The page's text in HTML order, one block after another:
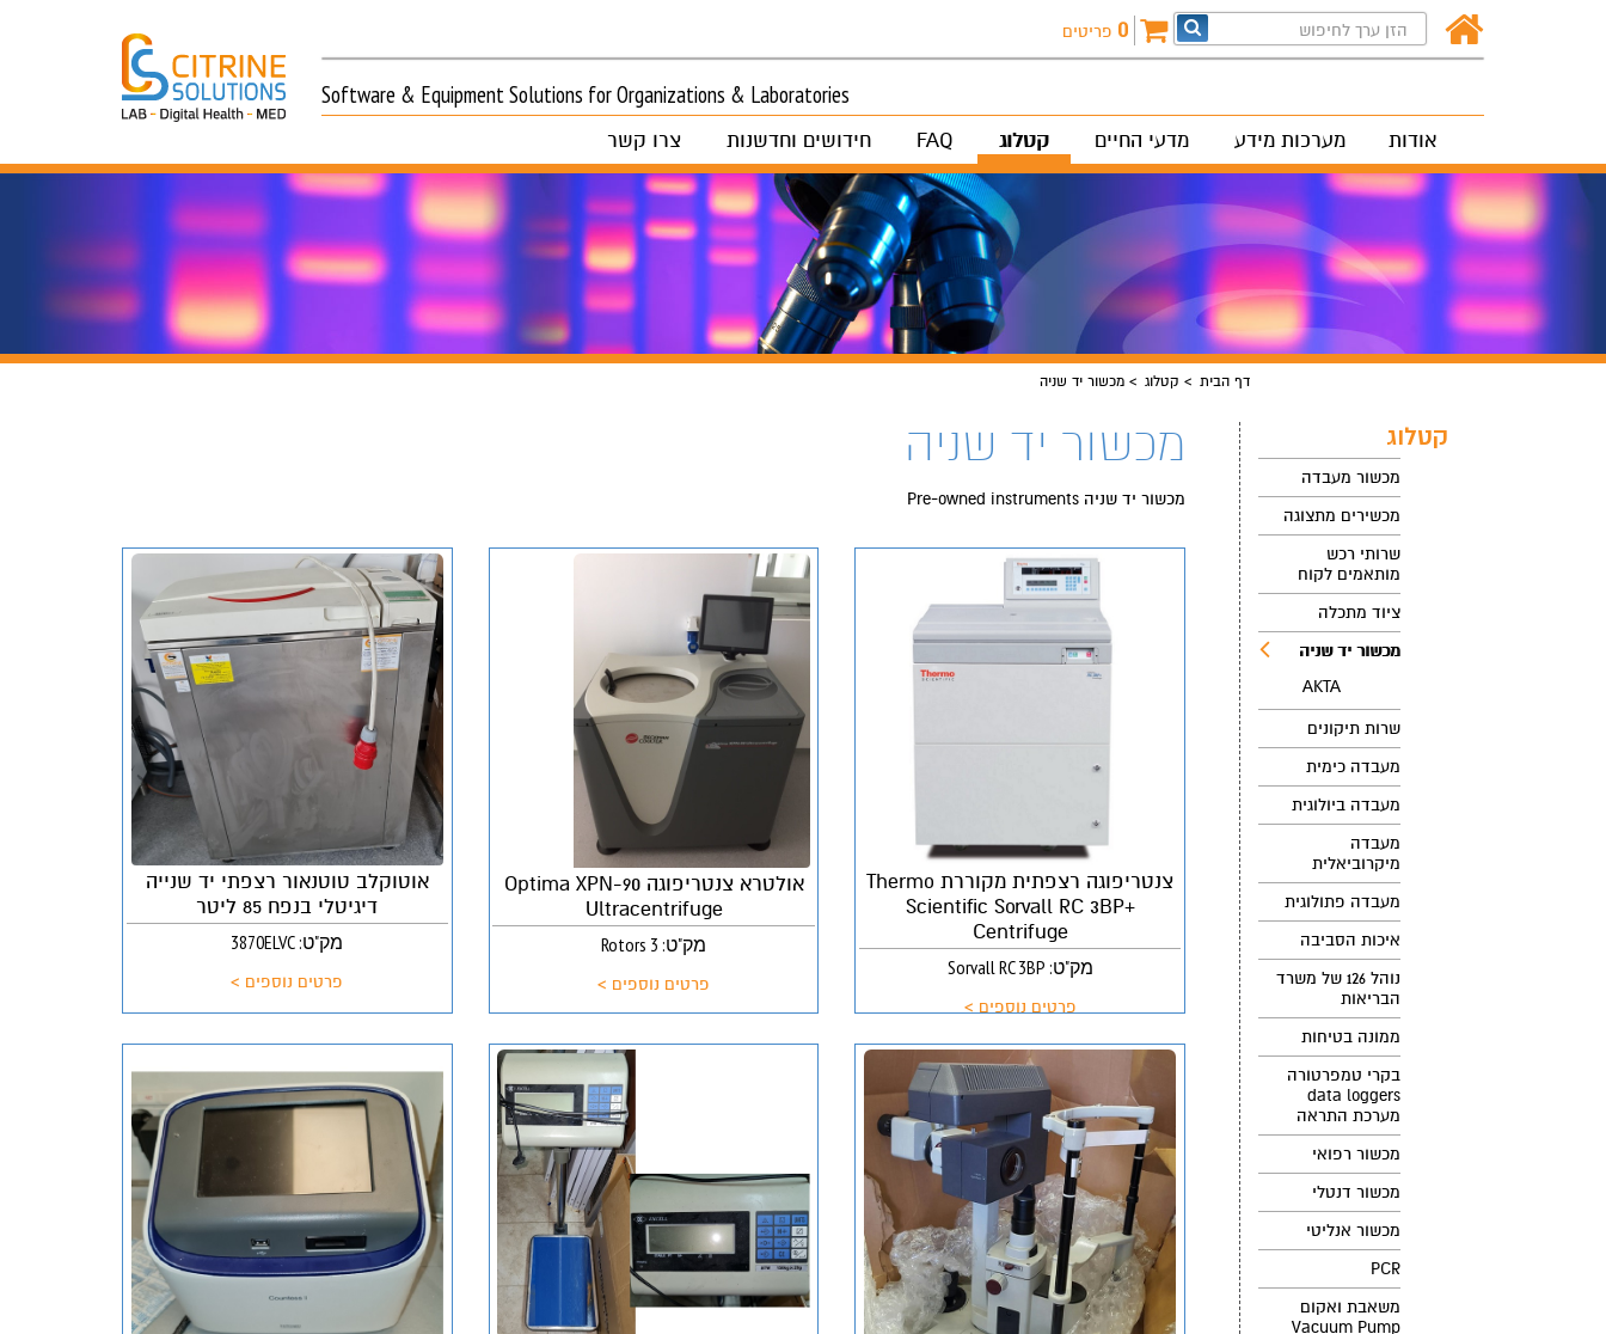
0 פריטים
Software & Equipment Solutions for Organizations & Laboratories
אודות מערכות מידע מדעי החיים קטלוג FAQ חידושים וחדשנות צרו קשר
דף הבית קטלוג מכשור יד שניה
קטלוג
מכשור מעבדה
מכשירים מתצוגה
שרותי רכש
מותאמים לקוח
ציוד מתכלה
מכשור יד שניה
AKTA
שרות תיקונים
מעבדה כימית
מעבדה ביולוגית
מעבדה
מיקרוביאלית
מעבדה פתולוגית
איכות הסביבה
נוהל 126 של משרד
הבריאות
ממונה בטיחות
בקרי טמפרטורה
data loggers
מערכת התראה
מכשור רפואי
מכשור דנטלי
מכשור אנליטי
PCR
משאבת ואקום
Vacuum Pump
מכשור יד שניה
מכשור יד שניה Pre-owned instruments
צנטריפוגה רצפתית מקוררת Thermo
Scientific Sorvall RC 3BP+
Centrifuge
מק"ט: Sorvall RC 3BP
פרטים נוספים >
אולטרא צנטריפוגה Optima XPN-90
Ultracentrifuge
מק"ט: 3 Rotors
פרטים נוספים >
אוטוקלב טוטנאור רצפתי יד שנייה
דיגיטלי בנפח 85 ליטר
מק"ט: 3870ELVC
פרטים נוספים >